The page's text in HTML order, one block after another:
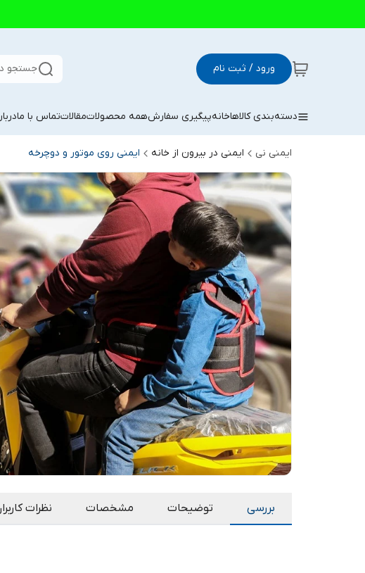
ورود / ثبت نام جستجو
دسته‌بندی کالاهاخانهپیگیری سفارشهمه محصولاتمقالاتتماس با ما
ایمنی نی ایمنی در بیرون از خانه ایمنی روی موتور و دوچرخه
بررسی توضیحات مشخصات نظرات